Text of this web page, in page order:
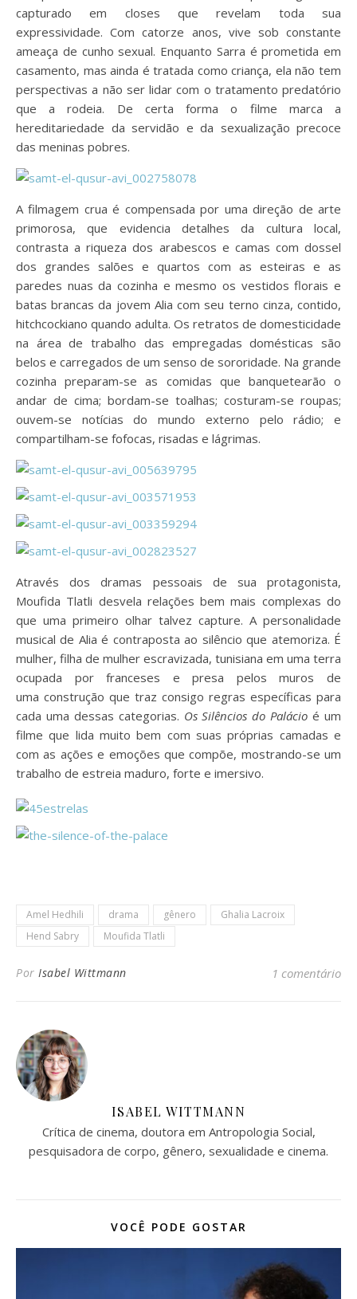
capturado em closes que revelam toda sua
expressividade. Com catorze anos, vive sob constante
ameaça de cunho sexual. Enquanto Sarra é prometida em
casamento, mas ainda é tratada como criança, ela não tem
perspectivas a não ser lidar com o tratamento predatório
que a rodeia. De certa forma o filme marca a
hereditariedade da servidão e da sexualização precoce
das meninas pobres.
A filmagem crua é compensada por uma direção de arte
primorosa, que evidencia detalhes da cultura local,
contrasta a riqueza dos arabescos e camas com dossel
dos grandes salões e quartos com as esteiras e as
paredes nuas da cozinha e mesmo os vestidos florais e
batas brancas da jovem Alia com seu terno cinza, contido,
hitchcockiano quando adulta. Os retratos de domesticidade
na área de trabalho das empregadas domésticas são
belos e carregados de um senso de sororidade. Na grande
cozinha preparam-se as comidas que banquetearão o
andar de cima; bordam-se toalhas; costuram-se roupas;
ouvem-se notícias do mundo externo pelo rádio; e
compartilham-se fofocas, risadas e lágrimas.
Através dos dramas pessoais de sua protagonista,
Moufida Tlatli desvela relações bem mais complexas do
que uma primeiro olhar talvez capture. A personalidade
musical de Alia é contraposta ao silêncio que atemoriza. É
mulher, filha de mulher escravizada, tunisiana em uma terra
ocupada por franceses e presa pelos muros de
uma construção que traz consigo regras específicas para
cada uma dessas categorias. Os Silêncios do Palácio é um
filme que lida muito bem com suas próprias camadas e
com as ações e emoções que compõe, mostrando-se um
trabalho de estreia maduro, forte e imersivo.
Amel Hedhili drama gênero
Ghalia Lacroix
Hend Sabry
Moufida Tlatli
Por Isabel Wittmann 1 comentário
ISABEL WITTMANN
Crítica de cinema, doutora em Antropologia Social,
pesquisadora de corpo, gênero, sexualidade e cinema.
VOCÊ PODE GOSTAR